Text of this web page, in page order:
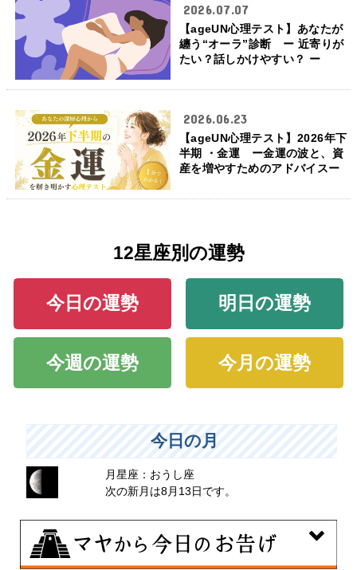
2026.07.07
【ageUN心理テスト】あなたが
纏う“オーラ”診断 ー 近寄りが
たい？話しかけやすい？ ー
2026.06.23
【ageUN心理テスト】2026年下
半期 ・金運 ー金運の波と、資
産を増やすためのアドバイスー
12星座別の運勢
今日の運勢 明日の運勢
今週の運勢 今月の運勢
今日の月
月星座：おうし座
次の新月は8月13日です。